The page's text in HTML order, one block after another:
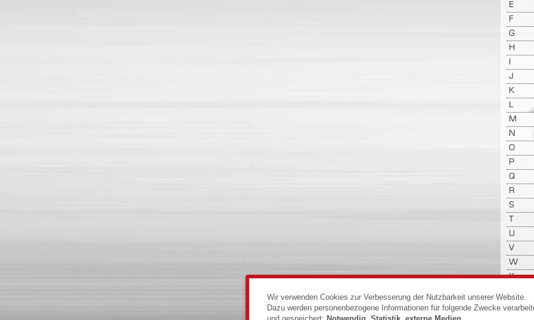
E
F
G
H
I
J
K
L
M
N
O
P
Q
R
S
T
U
V
W
X
Z
Wir verwenden Cookies zur Verbesserung der Nutzbarkeit unserer Website.
Dazu werden personenbezogene Informationen für folgende Zwecke